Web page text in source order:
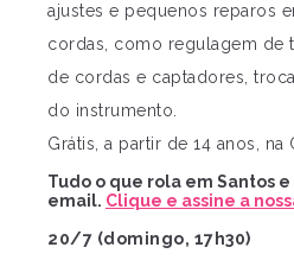
ajustes e pequenos reparos
cordas, como regulagem de
de cordas e captadores,
do instrumento.
Grátis, a partir de 14 anos, na
Tudo o que rola em Santos
email. Clique e assine a
20/7 (domingo, 17h30)